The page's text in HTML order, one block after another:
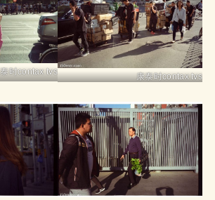
时contax tvs 康泰时contax tvs